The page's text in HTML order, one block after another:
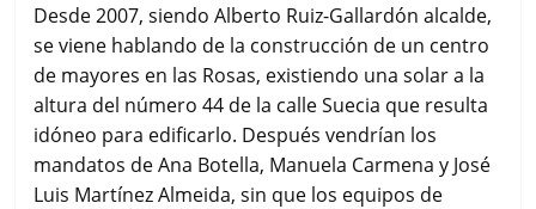
Desde 2007, siendo Alberto Ruiz-Gallardón alcalde,
se viene hablando de la construcción de un centro
de mayores en las Rosas, existiendo una solar a la
altura del número 44 de la calle Suecia que resulta
idóneo para edificarlo. Después vendrían los
mandatos de Ana Botella, Manuela Carmena y José
Luis Martínez Almeida, sin que los equipos de